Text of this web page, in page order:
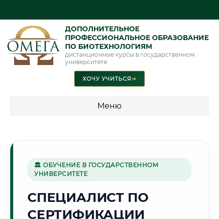
ДОПОЛНИТЕЛЬНОЕ
ПРОФЕССИОНАЛЬНОЕ ОБРАЗОВАНИЕ
ПО БИОТЕХНОЛОГИЯМ
дистанционные курсы в государственном
университете
ХОЧУ УЧИТЬСЯ➜
Меню
🕌
Г. САМАРКАНД
🏛 ОБУЧЕНИЕ В ГОСУДАРСТВЕННОМ
УНИВЕРСИТЕТЕ
СПЕЦИАЛИСТ ПО
СЕРТИФИКАЦИИ